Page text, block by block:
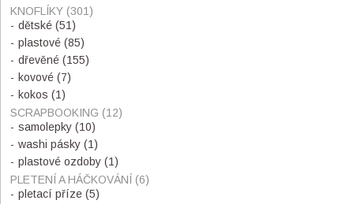
KNOFLÍKY (301)
dětské (51)
plastové (85)
dřevěné (155)
kovové (7)
kokos (1)
SCRAPBOOKING (12)
samolepky (10)
washi pásky (1)
plastové ozdoby (1)
PLETENÍ A HÁČKOVÁNÍ (6)
pletací příze (5)